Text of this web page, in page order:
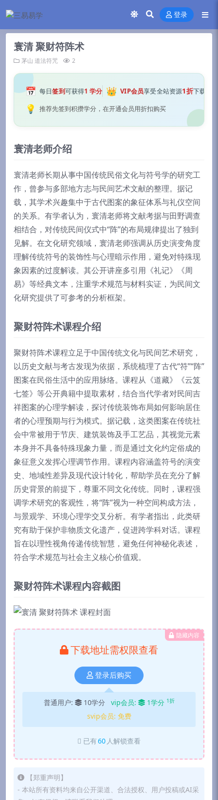
登录
寰清 聚财符阵术
茅山 道法符咒 2
📅 每日签到可获得1 学分 👑 VIP会员享受全站资源1折下载
💡 推荐先签到积攒学分，在开通会员用折扣购买
寰清老师介绍
寰清老师长期从事中国传统民俗文化与符号学的研究工
作，曾参与多部地方志与民间艺术文献的整理。据记
载，其学术兴趣集中于古代图案的象征体系与礼仪空间
的关系。有学者认为，寰清老师将文献考据与田野调查
相结合，对传统民间仪式中“阵”的布局规律提出了独到
见解。在文化研究领域，寰清老师强调从历史演变角度
理解传统符号的装饰性与心理暗示作用，避免对特殊现
象因素的过度解读。其公开讲座多引用《礼记》《周
易》等经典文本，注重学术规范与材料实证，为民间文
化研究提供了可参考的分析框架。
聚财符阵术课程介绍
聚财符阵术课程立足于中国传统文化与民间艺术研究，
以历史文献与考古发现为依据，系统梳理了古代“符”“阵”
图案在民俗生活中的应用脉络。课程从《道藏》《云笈
七签》等公开典籍中提取素材，结合当代学者对民间吉
祥图案的心理学解读，探讨传统装饰布局如何影响居住
者的心理预期与行为模式。据记载，这类图案在传统社
会中常被用于节庆、建筑装饰及手工艺品，其视觉元素
本身并不具备特殊现象力量，而是通过文化约定俗成的
象征意义发挥心理调节作用。课程内容涵盖符号的演变
史、地域性差异及现代设计转化，帮助学员在充分了解
历史背景的前提下，尊重不同文化传统。同时，课程强
调学术研究的客观性，将“阵”视为一种空间构成方法，
与景观学、环境心理学交叉分析。有学者指出，此类研
究有助于保护非物质文化遗产，促进跨学科对话。课程
旨在以理性视角传递传统智慧，避免任何神秘化表述，
符合学术规范与社会主义核心价值观。
聚财符阵术课程内容截图
隐藏内容
下载地址需权限查看
登录后购买
普通用户: 10学分 vip会员: 1学分 1折
svip会员: 免费
已有60 人解锁查看
【郑重声明】
- 本站所有资料均来自公开渠道、合法授权、用户投稿或AI采